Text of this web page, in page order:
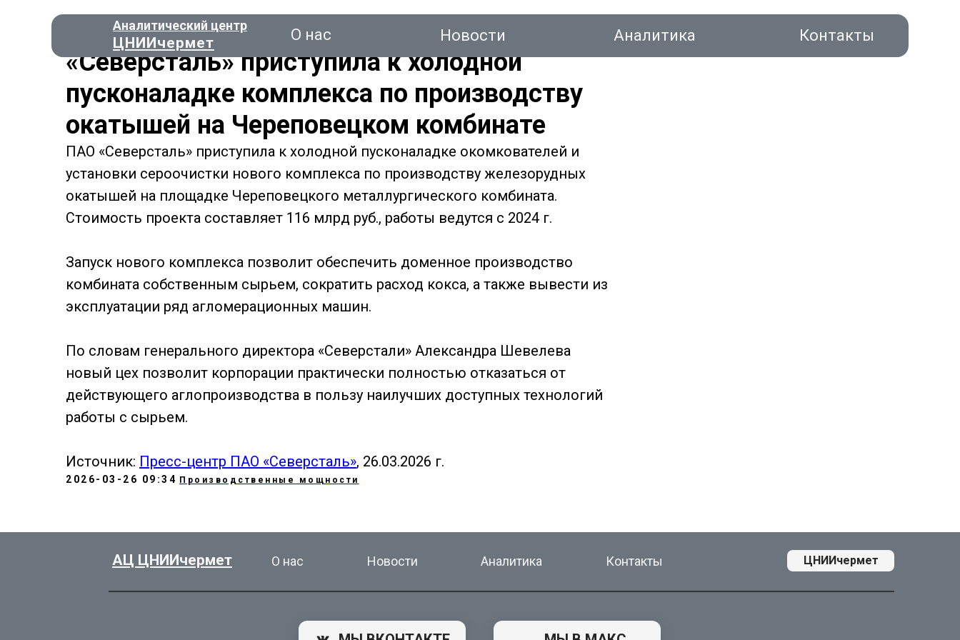
ЦНИИчермет
Аналитический центр
Консалтинг
О нас Контакты
Консалтинг
Аналитика
Новости
«Северсталь» приступила к холодной
пусконаладке комплекса по производству
окатышей на Череповецком комбинате
ПАО «Северсталь» приступила к холодной пусконаладке окомкователей и
установки сероочистки нового комплекса по производству железорудных
окатышей на площадке Череповецкого металлургического комбината.
Стоимость проекта составляет 116 млрд руб., работы ведутся с 2024 г.
Запуск нового комплекса позволит обеспечить доменное производство
комбината собственным сырьем, сократить расход кокса, а также вывести из
эксплуатации ряд агломерационных машин.
По словам генерального директора «Северстали» Александра Шевелева
новый цех позволит корпорации практически полностью отказаться от
действующего аглопроизводства в пользу наилучших доступных технологий
работы с сырьем.
Источник: Пресс-центр ПАО «Северсталь», 26.03.2026 г.
2026-03-26 09:34 Производственные мощности
АЦ ЦНИИчермет О нас Контакты
Аналитика
Новости ЦНИИчермет